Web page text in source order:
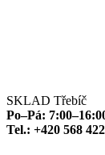
SKLAD Třebíč
Po–Pá:
Tel.: +420 568